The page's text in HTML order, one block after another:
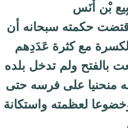
بْن أَنَس
المعاد (3/477) : " واقتضت حكمته سبحانه أن
مع كثرة عَدَدِهم
بالفتح ولم تدخل بلده
منحنيا على فرسه حتى
لعظمته واستكانة